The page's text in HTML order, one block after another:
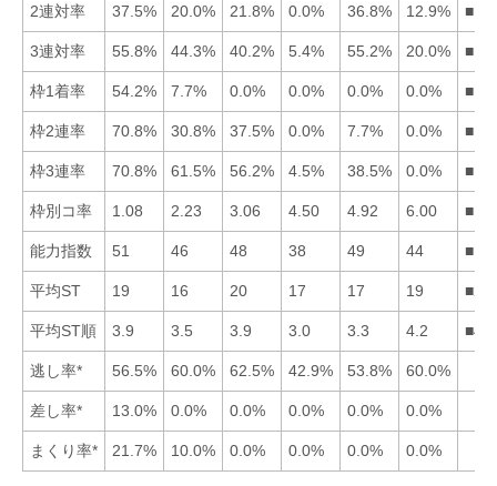
2連対率 37.5% 20.0% 21.8% 0.0% 36.8% 12.9%
3連対率 55.8% 44.3% 40.2% 5.4% 55.2% 20.0%
枠1着率 54.2% 7.7% 0.0% 0.0% 0.0% 0.0%
枠2連率 70.8% 30.8% 37.5% 0.0% 7.7% 0.0%
枠3連率 70.8% 61.5% 56.2% 4.5% 38.5% 0.0%
枠別コ率 1.08 2.23 3.06 4.50 4.92 6.00
能力指数 51 46 48 38 49 44
平均ST 19 16 20 17 17 19
平均ST順 3.9 3.5 3.9 3.0 3.3 4.2
逃し率* 56.5% 60.0% 62.5% 42.9% 53.8% 60.0%
差し率* 13.0% 0.0% 0.0% 0.0% 0.0% 0.0%
まくり率* 21.7% 10.0% 0.0% 0.0% 0.0% 0.0%